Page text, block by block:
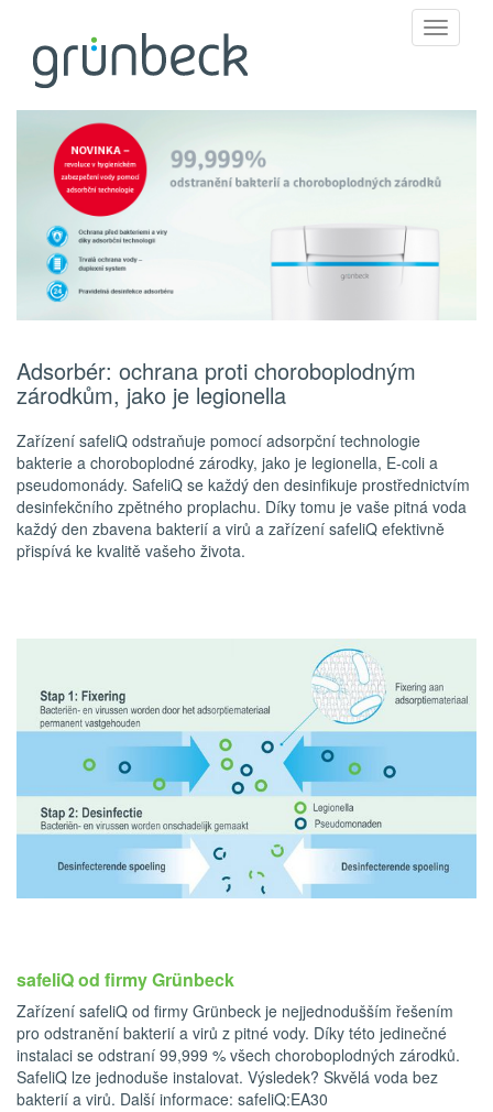
Toggle
Adsorbér: ochrana proti choroboplodným
zárodkům, jako je legionella
Zařízení safeliQ odstraňuje pomocí adsorpční technologie
bakterie a choroboplodné zárodky, jako je legionella, E-coli a
pseudomonády. SafeliQ se každý den desinfikuje prostřednictvím
desinfekčního zpětného proplachu. Díky tomu je vaše pitná voda
každý den zbavena bakterií a virů a zařízení safeliQ efektivně
přispívá ke kvalitě vašeho života.
safeliQ od firmy Grünbeck
Zařízení safeliQ od firmy Grünbeck je nejjednodušším řešením
pro odstranění bakterií a virů z pitné vody. Díky této jedinečné
instalaci se odstraní 99,999 % všech choroboplodných zárodků.
SafeliQ lze jednoduše instalovat. Výsledek? Skvělá voda bez
bakterií a virů. Další informace: safeliQ:EA30